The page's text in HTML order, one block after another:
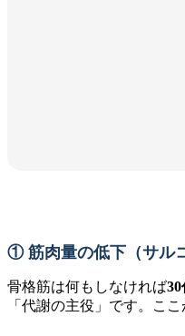
① 筋肉量の低下（サル
骨格筋は何もしなければ
「代謝の主役」です。こ